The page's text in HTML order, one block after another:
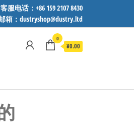
服电话：+86 159 2107 8430
箱：dustryshop@dustry.ltd
0
¥0.00